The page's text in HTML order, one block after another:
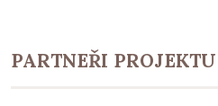
PARTNEŘI PROJEKTU